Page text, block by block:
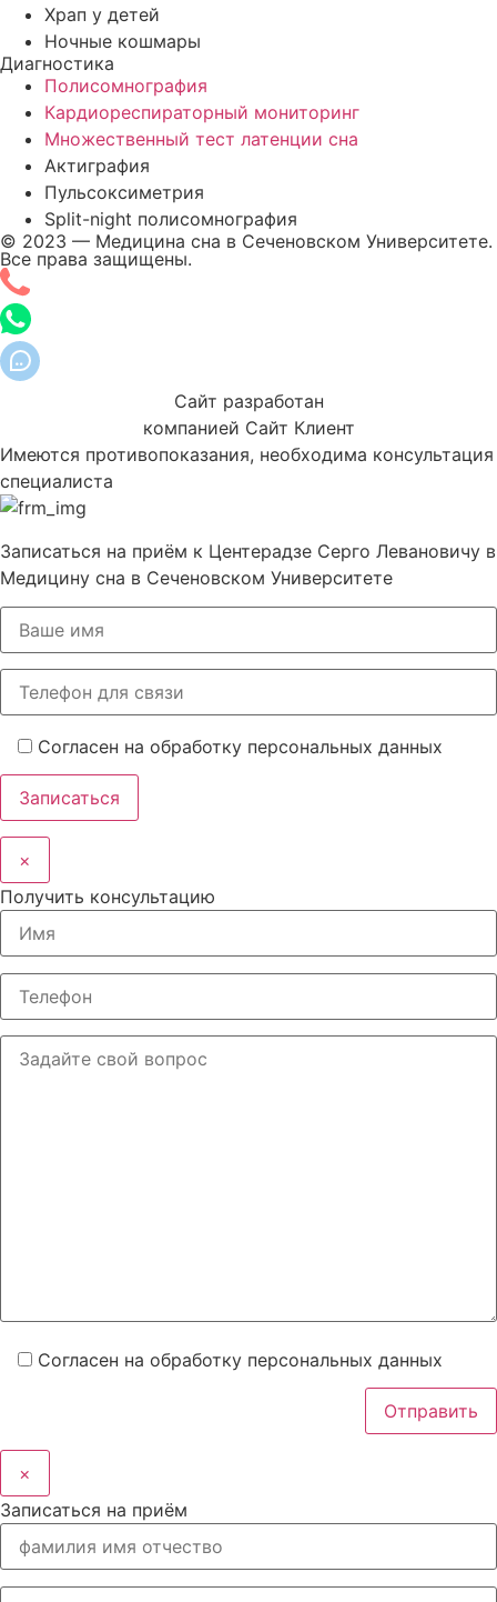
Храп у детей
Ночные кошмары
Диагностика
Полисомнография
Кардиореспираторный мониторинг
Множественный тест латенции сна
Актиграфия
Пульсоксиметрия
Split-night полисомнография
© 2023 — Медицина сна в Сеченовском Университете.
Все права защищены.
Сайт разработан
компанией Сайт Клиент
Имеются противопоказания, необходима консультация
специалиста
Записаться на приём к Центерадзе Серго Левановичу в
Медицину сна в Сеченовском Университете
Согласен на обработку персональных данных
×
Получить консультацию
Согласен на обработку персональных данных
×
Записаться на приём